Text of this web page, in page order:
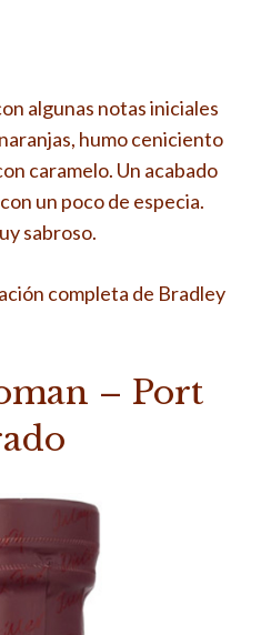
algunas notas iniciales
humo ceniciento
caramelo. Un acabado
un poco de especia.
sabroso.
completa de Bradley
– Port